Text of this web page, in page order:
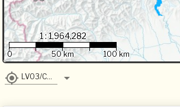
1 : 1,964,282
0 50 km 100 km
LV03/CH1903